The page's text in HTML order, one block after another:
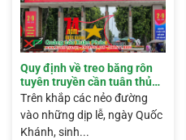
Quy định về treo băng rôn
tuyên truyền cần tuân thủ
chính xác
Trên khắp các nẻo đường
vào những dịp lễ, ngày Quốc
Khánh, sinh...